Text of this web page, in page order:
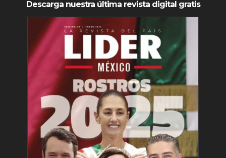
Descarga nuestra última revista digital gratis